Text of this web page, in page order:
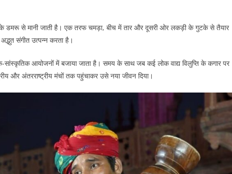
के डमरू से मानी जाती है। एक तरफ चमड़ा, बीच में तार और दूसरी ओर लकड़ी के गुटके से तैयार
संगीत उत्पन्न करता है।
सांस्कृतिक आयोजनों में बजाया जाता है। समय के साथ जब कई लोक वाद्य विलुप्ति के कगार पर
और अंतरराष्ट्रीय मंचों तक पहुंचाकर उसे नया जीवन दिया।